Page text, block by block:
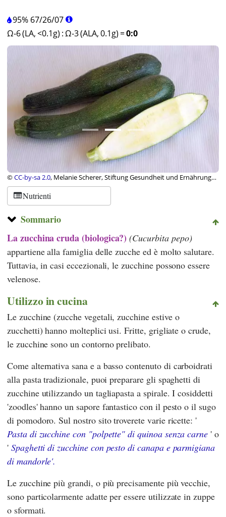
95% 67/26/07
Ω-6 (LA, <0.1g) :Ω-3 (ALA, 0.1g) =0:0
©CC-by-sa 2.0, Melanie Scherer, Stiftung Gesundheit und Ernährung
Schweiz
Nutrienti
Sommario
La zucchina cruda (biologica?) (Cucurbita pepo)
appartiene alla famiglia delle zucche ed è molto salutare.
Tuttavia, in casi eccezionali, le zucchine possono essere
velenose.
Utilizzo in cucina
Le zucchine (zucche vegetali, zucchine estive o
zucchetti) hanno molteplici usi. Fritte, grigliate o crude,
le zucchine sono un contorno prelibato.
Come alternativa sana e a basso contenuto di carboidrati
alla pasta tradizionale, puoi preparare gli spaghetti di
zucchine utilizzando un tagliapasta a spirale. I cosiddetti
'zoodles' hanno un sapore fantastico con il pesto o il sugo
di pomodoro. Sul nostro sito troverete varie ricette: '
Pasta di zucchine con "polpette" di quinoa senza carne ' o
' Spaghetti di zucchine con pesto di canapa e parmigiana
di mandorle'.
Le zucchine più grandi, o più precisamente più vecchie,
sono particolarmente adatte per essere utilizzate in zuppe
o sformati.